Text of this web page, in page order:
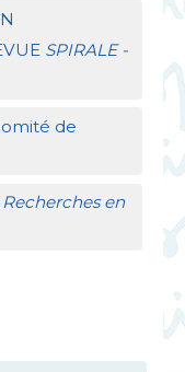
SPIRALE-
de
en